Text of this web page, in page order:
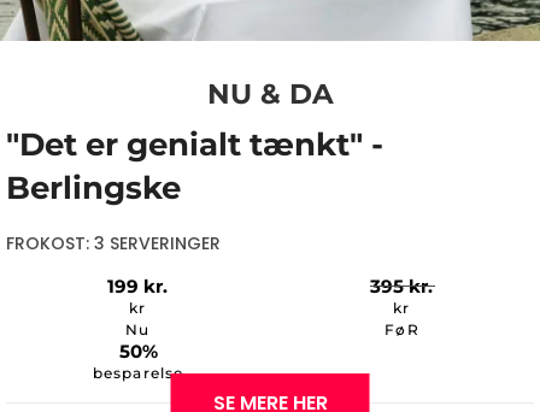
NU & DA
"Det er genialt tænkt" -
Berlingske
FROKOST: 3 SERVERINGER
199 kr.
kr
Nu
395kr.
kr
FøR
50%
besparelse
SE MERE HER